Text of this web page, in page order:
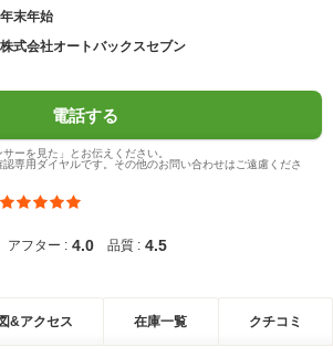
年末年始
株式会社オートバックスセブン
電話する
ーを見た」とお伝えください。
専用ダイヤルです。その他のお問い合わせはご遠慮くださ
アフター : 4.0 品質 : 4.5
&アクセス 在庫一覧 クチコミ